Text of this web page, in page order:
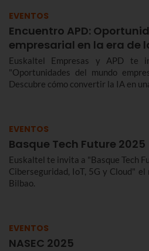
EVENTOS
Encuentro APD:
empresarial en la era de
Euskaltel Empresas y APD te
"Oportunidades del mundo
Descubre cómo convertir la IA en
EVENTOS
Basque Tech Future 2025
Euskaltel te invita a "Basque Tech
Ciberseguridad, IoT, 5G y Cloud"
Bilbao.
EVENTOS
NASEC 2025